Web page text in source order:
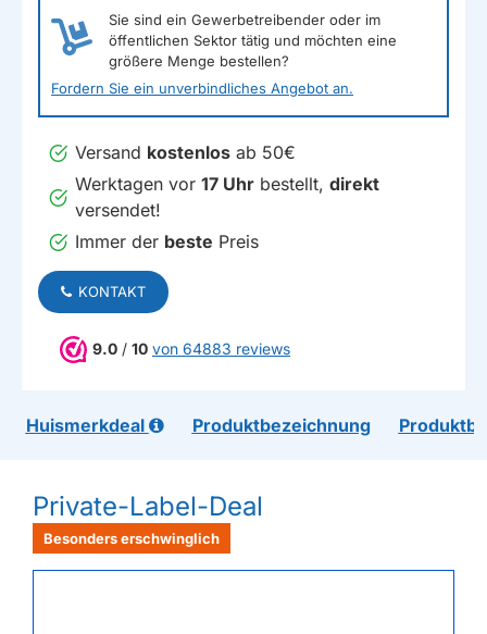
Sie sind ein Gewerbetreibender oder im
öffentlichen Sektor tätig und möchten eine
größere Menge bestellen?
Fordern Sie ein unverbindliches Angebot an.
Versand kostenlos ab 50€
Werktagen vor 17 Uhr bestellt, direkt
versendet!
Immer der beste Preis
KONTAKT
9.0 / 10 von 64883 reviews
Huismerkdeal Produktbezeichnung
Private-Label-Deal
Besonders erschwinglich